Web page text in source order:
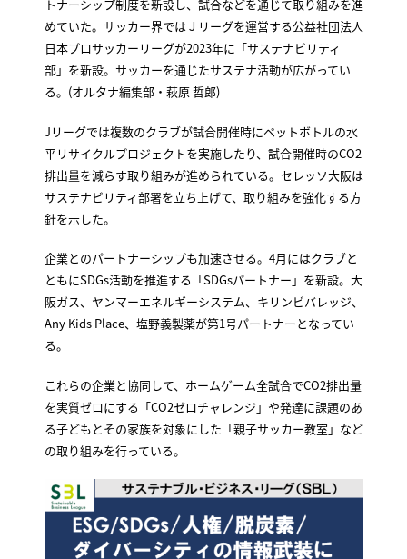
トナーシップ制度を新設し、試合などを通じて取り組みを進
めていた。サッカー界ではＪリーグを運営する公益社団法人
日本プロサッカーリーグが2023年に「サステナビリティ
部」を新設。サッカーを通じたサステナ活動が広がってい
る。(オルタナ編集部・萩原 哲郎)
Jリーグでは複数のクラブが試合開催時にペットボトルの水
平リサイクルプロジェクトを実施したり、試合開催時のCO2
排出量を減らす取り組みが進められている。セレッソ大阪は
サステナビリティ部署を立ち上げて、取り組みを強化する方
針を示した。
企業とのパートナーシップも加速させる。4月にはクラブと
ともにSDGs活動を推進する「SDGsパートナー」を新設。大
阪ガス、ヤンマーエネルギーシステム、キリンビバレッジ、
Any Kids Place、塩野義製薬が第1号パートナーとなってい
る。
これらの企業と協同して、ホームゲーム全試合でCO2排出量
を実質ゼロにする「CO2ゼロチャレンジ」や発達に課題のあ
る子どもとその家族を対象にした「親子サッカー教室」など
の取り組みを行っている。